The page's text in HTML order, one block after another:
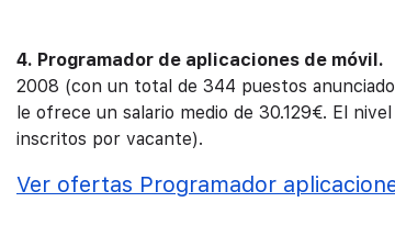
4. Programador de aplicaciones de móvil.
2008 (con un total de 344 puestos
le ofrece un salario medio de 30.129€. El
inscritos por vacante).
Ver ofertas Programador